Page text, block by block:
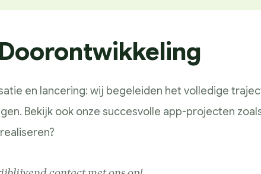
en lancering: wij begeleiden het volledige
Bekijk ook onze succesvolle app-projecten